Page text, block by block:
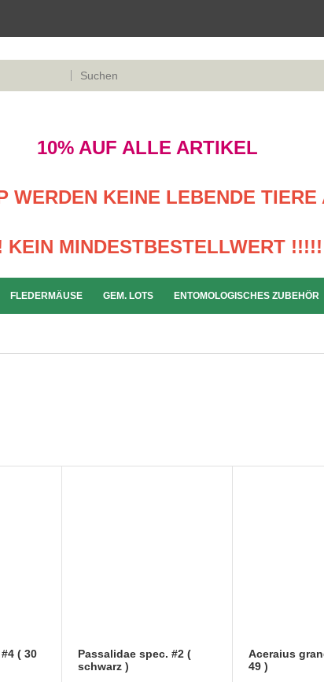
10% AUF ALLE ARTIKEL
WERDEN KEINE LEBENDE
KEIN MINDESTBESTELLWERT !!!!!
FLEDERMÄUSE GEM. LOTS ENTOMOLOGISCHES ZUBEHÖR
( 30
Passalidae spec. #2 (
schwarz )
Aceraius
49 )